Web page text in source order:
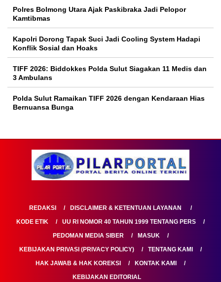
Polres Bolmong Utara Ajak Paskibraka Jadi Pelopor
Kamtibmas
Kapolri Dorong Tapak Suci Jadi Cooling System Hadapi
Konflik Sosial dan Hoaks
TIFF 2026: Biddokkes Polda Sulut Siagakan 11 Medis dan
3 Ambulans
Polda Sulut Ramaikan TIFF 2026 dengan Kendaraan Hias
Bernuansa Bunga
REDAKSI
DISCLAIMER & KETENTUAN LAYANAN
KODE ETIK
UU RI NOMOR 40 TAHUN 1999 TENTANG PERS
PEDOMAN MEDIA SIBER
MASUK
KEBIJAKAN PRIVASI (PRIVACY POLICY)
TENTANG KAMI
HAK JAWAB & HAK KOREKSI
KONTAK KAMI
KEBIJAKAN EDITORIAL